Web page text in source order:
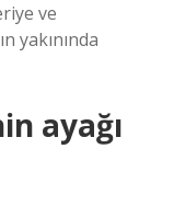
ve
yakınında
ayağı